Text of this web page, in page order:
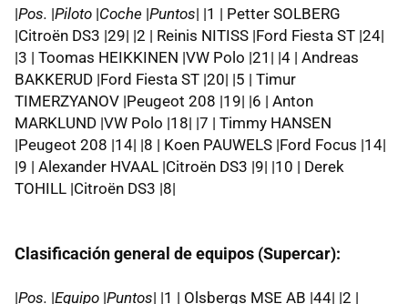
|Pos. |Piloto |Coche |Puntos| |1 | Petter SOLBERG
|Citroën DS3 |29| |2 | Reinis NITISS |Ford Fiesta ST |24|
|3 | Toomas HEIKKINEN |VW Polo |21| |4 | Andreas
BAKKERUD |Ford Fiesta ST |20| |5 | Timur
TIMERZYANOV |Peugeot 208 |19| |6 | Anton
MARKLUND |VW Polo |18| |7 | Timmy HANSEN
|Peugeot 208 |14| |8 | Koen PAUWELS |Ford Focus |14|
|9 | Alexander HVAAL |Citroën DS3 |9| |10 | Derek
TOHILL |Citroën DS3 |8|
Clasificación general de equipos (Supercar):
|Pos. |Equipo |Puntos| |1 | Olsbergs MSE AB |44| |2 |